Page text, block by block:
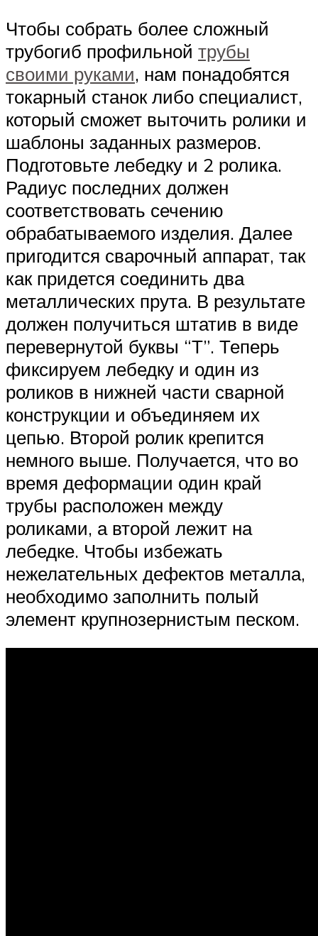
Чтобы собрать более сложный
трубогиб профильной трубы
своими руками, нам понадобятся
токарный станок либо специалист,
который сможет выточить ролики и
шаблоны заданных размеров.
Подготовьте лебедку и 2 ролика.
Радиус последних должен
соответствовать сечению
обрабатываемого изделия. Далее
пригодится сварочный аппарат, так
как придется соединить два
металлических прута. В результате
должен получиться штатив в виде
перевернутой буквы “Т”. Теперь
фиксируем лебедку и один из
роликов в нижней части сварной
конструкции и объединяем их
цепью. Второй ролик крепится
немного выше. Получается, что во
время деформации один край
трубы расположен между
роликами, а второй лежит на
лебедке. Чтобы избежать
нежелательных дефектов металла,
необходимо заполнить полый
элемент крупнозернистым песком.